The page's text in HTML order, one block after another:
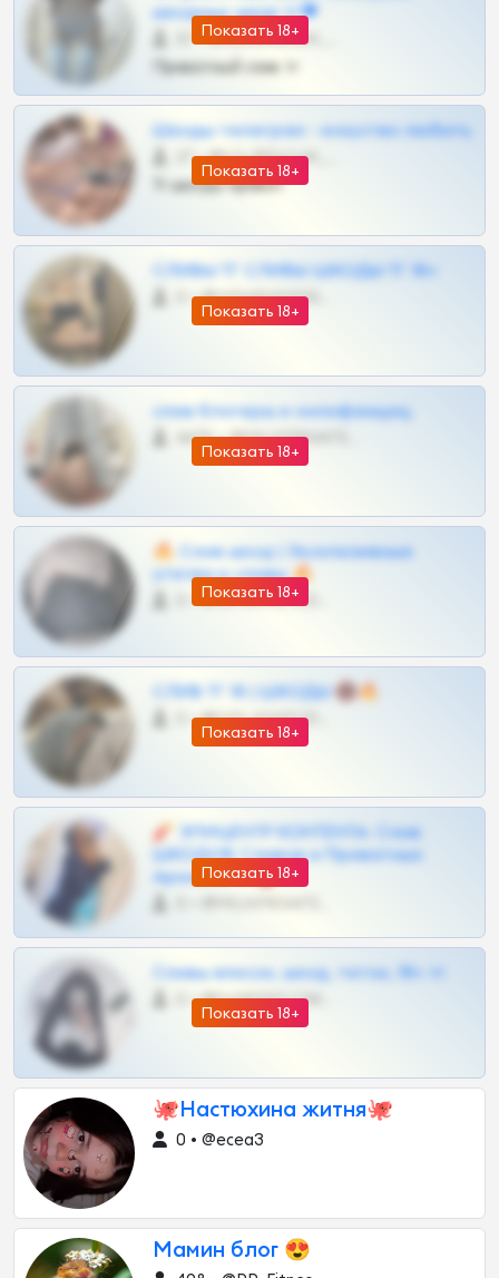
Показать 18+
шкодных шкур тг❤
57 •
Приватный слив тг
Показать 18+
Шкоды телеграм - искуство любить
27 •
Тг шкоды приват
Показать 18+
СЛИВЫ ТГ СЛИВЫ ШКОДЫ ТГ 18+
0 •
Показать 18+
слив блогерш и онлифанщиц
4675 •
Показать 18+
🔥 Слив шкод | Эксклюзивные
утечки и сливы 🔥
0 •
Показать 18+
СЛИВ ТГ 18 | ШКОДЫ 🔞🔥
0 •
Показать 18+
🧨 ЭПИЦЕНТР КОНТЕНТА: Слив
ШКОДОВ Сливов и Приватных
Архивов ТГ 🔞💎
Показать 18+
Сливы вписок, шкод, теток, 18+ тг
0 •
🐙Настюхина житня🐙
0 • @ecea3
Мамин блог 😍